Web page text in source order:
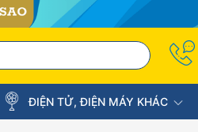
ĐIỆN TỬ, ĐIỆN MÁY KHÁC